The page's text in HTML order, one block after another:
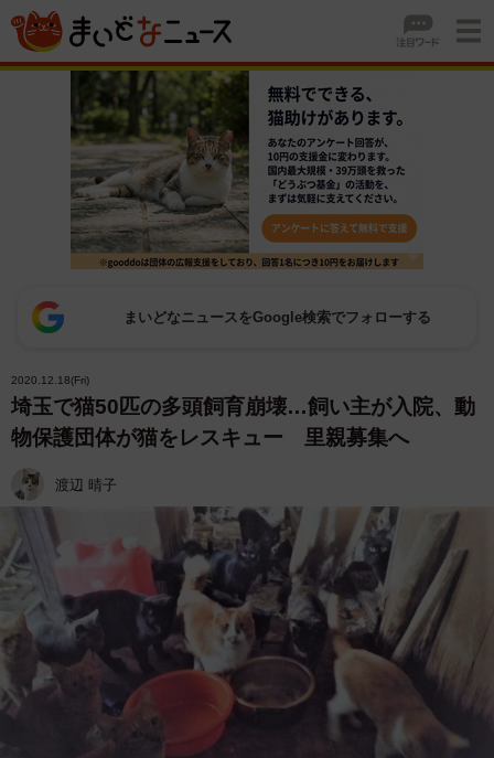
まいどなニュースをGoogle検索でフォローする
2020.12.18(Fri)
埼玉で猫50匹の多頭飼育崩壊…飼い主が入院、動
物保護団体が猫をレスキュー 里親募集へ
渡辺 晴子